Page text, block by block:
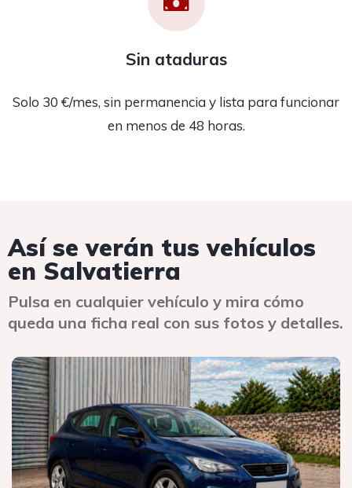
Sin ataduras
Solo 30 €/mes, sin permanencia y lista para funcionar
en menos de 48 horas.
Así se verán tus vehículos
en Salvatierra
Pulsa en cualquier vehículo y mira cómo
queda una ficha real con sus fotos y detalles.